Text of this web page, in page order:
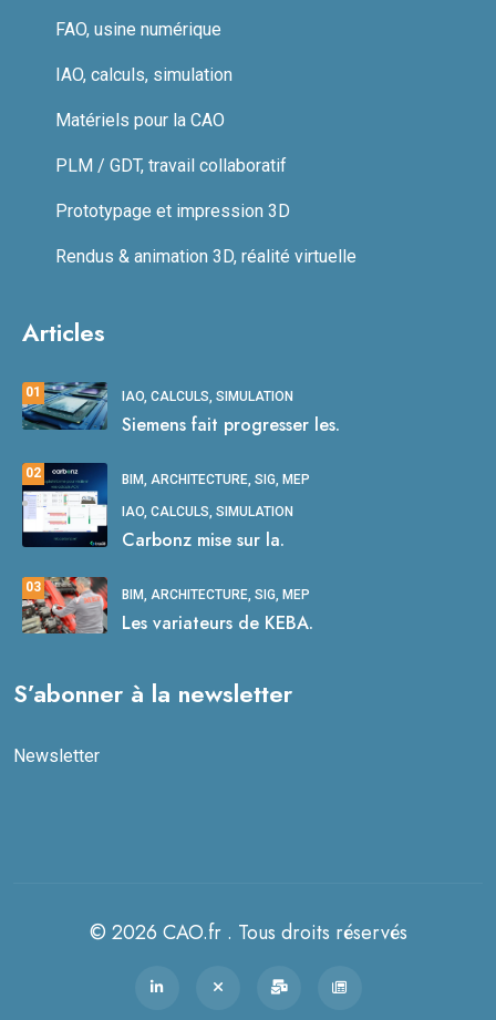
FAO, usine numérique
IAO, calculs, simulation
Matériels pour la CAO
PLM / GDT, travail collaboratif
Prototypage et impression 3D
Rendus & animation 3D, réalité virtuelle
Articles
01 IAO, CALCULS, SIMULATION
Siemens fait progresser les.
02 BIM, ARCHITECTURE, SIG, MEP
IAO, CALCULS, SIMULATION
Carbonz mise sur la.
03 BIM, ARCHITECTURE, SIG, MEP
Les variateurs de KEBA.
S’abonner à la newsletter
Newsletter
© 2026 CAO.fr . Tous droits réservés